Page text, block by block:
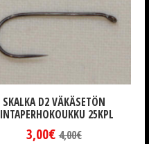
SKALKA D2 VÄKÄSETÖN
25KPL
3,00€ 4,00€